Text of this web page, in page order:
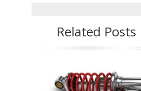
Related Posts